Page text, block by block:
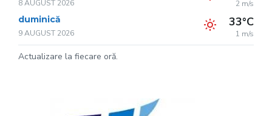
8 AUGUST 2026 2 m/s
duminică
9 AUGUST 2026
33°C
1 m/s
Actualizare la fiecare oră.